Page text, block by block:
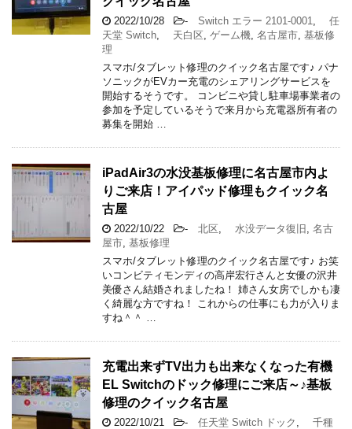
2022/10/28 - Switch エラー 2101-0001
任
天堂 Switch
天白区 ゲーム機 名古屋市 基板修
理
スマホ/タブレット修理のクイック名古屋です♪ パナ
ソニックがEVカー充電のシェアリングサービスを
開始するそうです。 コンビニや貸し駐車場事業者の
参加を予定しているそうで来月から充電器所有者の
募集を開始 …
iPadAir3の水没基板修理に名古屋市内よ
りご来店！アイパッド修理もクイック名
古屋
2022/10/22 - 北区 水没データ復旧 名古
屋市 基板修理
スマホ/タブレット修理のクイック名古屋です♪ お笑
いコンビティモンディの高岸宏行さんと女優の沢井
美優さん結婚されましたね！ 姉さん女房でしかも凄
く綺麗な方ですね！ これからの仕事にも力が入りま
すね＾＾ …
充電出来ずTV出力も出来なくなった有機
EL Switchのドック修理にご来店～♪基板
修理のクイック名古屋
2022/10/21 - 任天堂 Switch ドック
千種